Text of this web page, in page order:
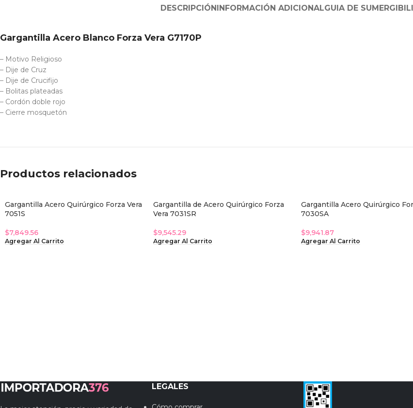
DESCRIPCIÓN INFORMACIÓN ADICIONALGUIA DE
Gargantilla Acero Blanco Forza Vera G7170P
– Motivo Religioso
– Dije de Cruz
– Dije de Crucifijo
– Bolitas plateadas
– Cordón doble rojo
– Cierre mosquetón
Productos relacionados
Gargantilla Acero Quirúrgico Forza Vera
7051S
$7,849.56
Agregar Al Carrito
Gargantilla de Acero Quirúrgico Forza
Vera 7031SR
$9,545.29
Agregar Al Carrito
Gargantilla Acero Quirúrgico
7030SA
$9,941.87
Agregar Al Carrito
LEGALES